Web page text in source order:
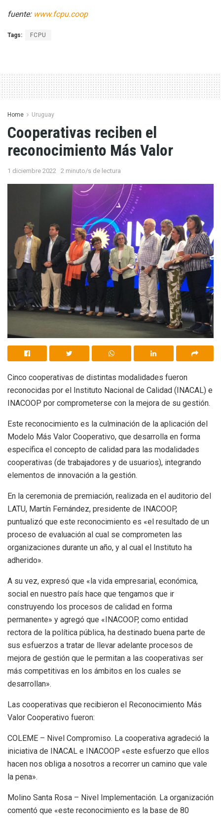
fuente: www.fcpu.coop
Tags: FCPU
Home Uruguay
Cooperativas reciben el
reconocimiento Más Valor
1 diciembre 2022 2 minuto/s de lectura
Cinco cooperativas de distintas modalidades fueron
reconocidas por el Instituto Nacional de Calidad (INACAL) e
INACOOP por comprometerse con la mejora de su gestión.
Este reconocimiento es la culminación de la aplicación del
Modelo Más Valor Cooperativo, que desarrolla en forma
específica el concepto de calidad para las modalidades
cooperativas (de trabajadores y de usuarios), integrando
elementos de innovación a la gestión.
En la ceremonia de premiación, realizada en el auditorio del
LATU, Martín Fernández, presidente de INACOOP,
puntualizó que este reconocimiento es «el resultado de un
proceso de evaluación al cual se comprometen las
organizaciones durante un año, y al cual el Instituto ha
adherido».
A su vez, expresó que «la vida empresarial, económica,
social en nuestro país hace que tengamos que ir
construyendo los procesos de calidad en forma
permanente» y agregó que «INACOOP, como entidad
rectora de la política pública, ha destinado buena parte de
sus esfuerzos a tratar de llevar adelante procesos de
mejora de gestión que le permitan a las cooperativas ser
más competitivas en los ámbitos en los cuales se
desarrollan».
Las cooperativas que recibieron el Reconocimiento Más
Valor Cooperativo fueron:
COLEME – Nivel Compromiso. La cooperativa agradeció la
iniciativa de INACAL e INACOOP «este esfuerzo que ellos
hacen nos obliga a nosotros a recorrer un camino que vale
la pena».
Molino Santa Rosa – Nivel Implementación. La organización
comentó que «este reconocimiento es la base de 80